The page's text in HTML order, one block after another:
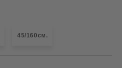
45/160см.